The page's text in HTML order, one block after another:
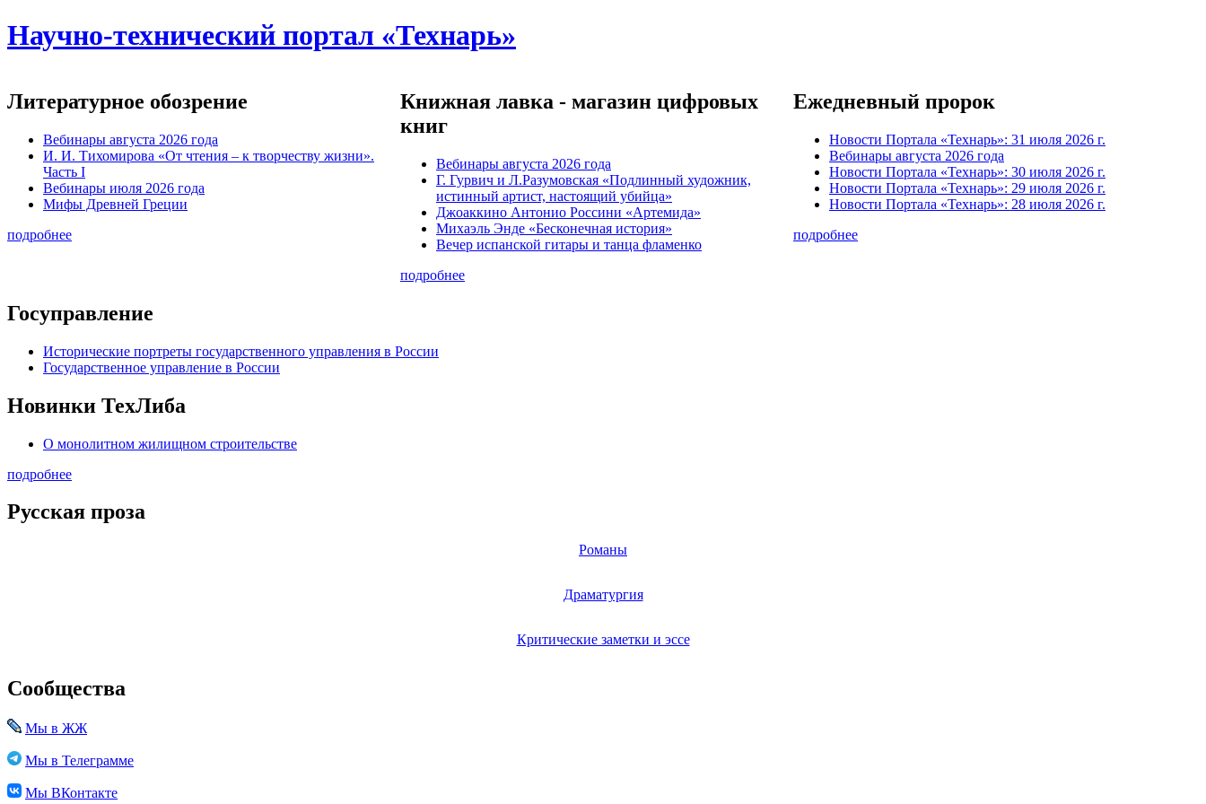
Научно-технический портал «Технарь»
Литературное обозрение
Вебинары августа 2026 года
И. И. Тихомирова «От чтения – к творчеству жизни».
Часть I
Вебинары июля 2026 года
Мифы Древней Греции
подробнее
Книжная лавка - магазин цифровых
книг
Вебинары августа 2026 года
Г. Гурвич и Л.Разумовская «Подлинный художник,
истинный артист, настоящий убийца»
Джоаккино Антонио Россини «Артемида»
Михаэль Энде «Бесконечная история»
Вечер испанской гитары и танца фламенко
подробнее
Ежедневный пророк
Новости Портала «Технарь»: 31 июля 2026 г.
Вебинары августа 2026 года
Новости Портала «Технарь»: 30 июля 2026 г.
Новости Портала «Технарь»: 29 июля 2026 г.
Новости Портала «Технарь»: 28 июля 2026 г.
подробнее
Госуправление
Исторические портреты государственного управления в России
Государственное управление в России
Новинки ТехЛиба
О монолитном жилищном строительстве
подробнее
Русская проза
Романы
Драматургия
Критические заметки и эссе
Сообщества
Мы в ЖЖ
Мы в Телеграмме
Мы ВКонтакте